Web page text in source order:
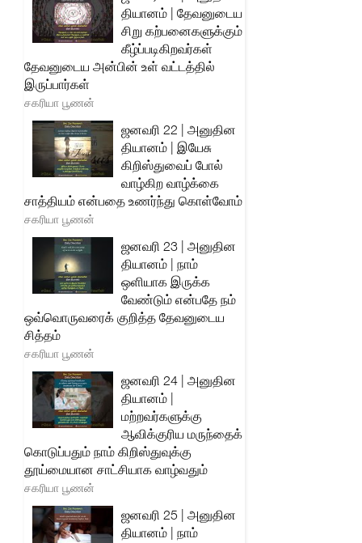
தியானம் | தேவனுடைய
சிறு கற்பனைகளுக்கும்
கீழ்ப்படிகிறவர்கள்
தேவனுடைய அன்பின் உள் வட்டத்தில்
இருப்பார்கள்
சகரியா பூணன்
ஜனவரி 22 | அனுதின
தியானம் | இயேசு
கிறிஸ்துவைப் போல்
வாழ்கிற வாழ்க்கை
சாத்தியம் என்பதை உணர்ந்து கொள்வோம்
சகரியா பூணன்
ஜனவரி 23 | அனுதின
தியானம் | நாம்
ஒளியாக இருக்க
வேண்டும் என்பதே நம்
ஒவ்வொருவரைக் குறித்த தேவனுடைய
சித்தம்
சகரியா பூணன்
ஜனவரி 24 | அனுதின
தியானம் |
மற்றவர்களுக்கு
ஆவிக்குரிய மருந்தைக்
கொடுப்பதும் நாம் கிறிஸ்துவுக்கு
தூய்மையான சாட்சியாக வாழ்வதும்
சகரியா பூணன்
ஜனவரி 25 | அனுதின
தியானம் | நாம்